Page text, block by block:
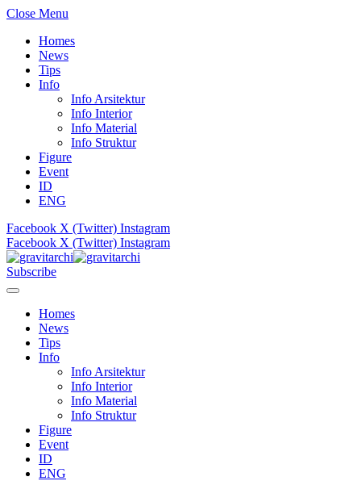
Close Menu
Homes
News
Tips
Info
Info Arsitektur
Info Interior
Info Material
Info Struktur
Figure
Event
ID
ENG
Facebook X (Twitter) Instagram
Facebook X (Twitter) Instagram
Subscribe
Homes
News
Tips
Info
Info Arsitektur
Info Interior
Info Material
Info Struktur
Figure
Event
ID
ENG